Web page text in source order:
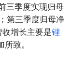
三季度实现归母
第三季度归母净
增长主要是锂
致。